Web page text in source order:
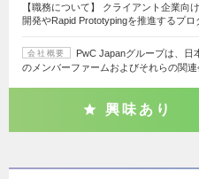
【職務について】 クライアント企業向
開発やRapid Prototypingを推進するプロ
会社概要
PwC Japanグループは、日
のメンバーファームおよびそれらの関
興味あり